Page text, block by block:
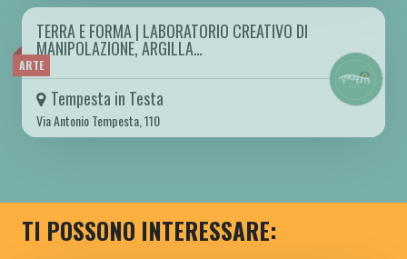
ARTE
DA LUN 07/10 A LUN 02/12 2024
TERRA E FORMA | LABORATORIO CREATIVO DI
MANIPOLAZIONE, ARGILLA…
Tempesta in Testa
Via Antonio Tempesta, 110
TI POSSONO INTERESSARE: